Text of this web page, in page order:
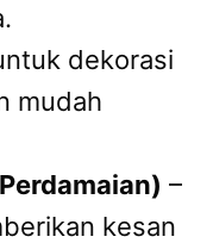
dekorasi
mudah
–
kesan